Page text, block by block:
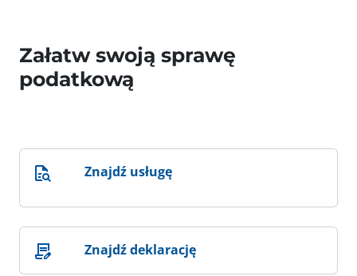
Załatw swoją sprawę
podatkową
Znajdź usługę
Znajdź deklarację